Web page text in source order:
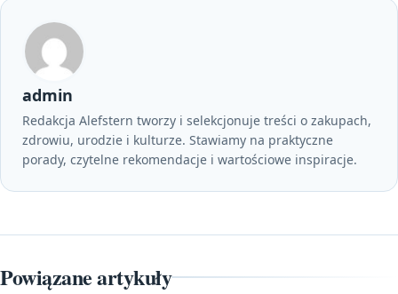
admin
Redakcja Alefstern tworzy i selekcjonuje treści o zakupach,
zdrowiu, urodzie i kulturze. Stawiamy na praktyczne
porady, czytelne rekomendacje i wartościowe inspiracje.
Powiązane artykuły